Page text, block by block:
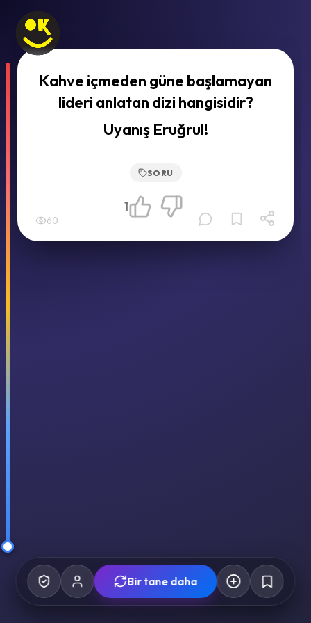
Kahve içmeden güne başlamayan
lideri anlatan dizi hangisidir?
Uyanış Eruğrul!
SORU
60
1
Bir tane daha